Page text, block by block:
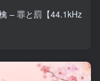
– 罪と罰【44.1kHz